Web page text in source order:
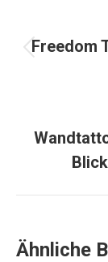
Freedom
Ähnliche